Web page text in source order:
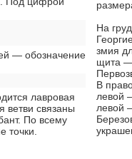
— обозначение
лавровая
ветви связаны
По всему
точки.
На
змия
щита —
В
левой
левой